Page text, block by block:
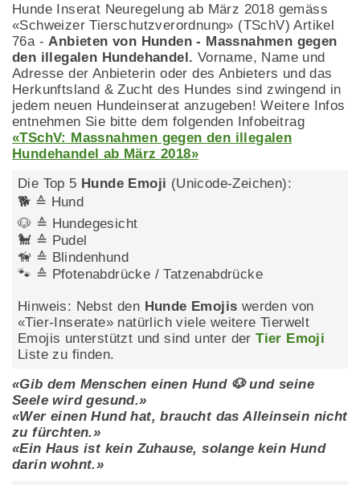
Hunde Inserat Neuregelung ab März 2018 gemäss
«Schweizer Tierschutzverordnung» (TSchV) Artikel
76a - Anbieten von Hunden - Massnahmen gegen
den illegalen Hundehandel. Vorname, Name und
Adresse der Anbieterin oder des Anbieters und das
Herkunftsland & Zucht des Hundes sind zwingend in
jedem neuen Hundeinserat anzugeben! Weitere Infos
entnehmen Sie bitte dem folgenden Infobeitrag
«TSchV: Massnahmen gegen den illegalen
Hundehandel ab März 2018»
Die Top 5 Hunde Emoji (Unicode-Zeichen):
🐕 ≙ Hund
🐶 ≙ Hundegesicht
🐩 ≙ Pudel
🦮 ≙ Blindenhund
🐾 ≙ Pfotenabdrücke / Tatzenabdrücke
Hinweis: Nebst den Hunde Emojis werden von
«Tier-Inserate» natürlich viele weitere Tierwelt
Emojis unterstützt und sind unter derTier Emoji
Liste zu finden.
«Gib dem Menschen einen Hund 🐶 und seine
Seele wird gesund.»
«Wer einen Hund hat, braucht das Alleinsein nicht
zu fürchten.»
«Ein Haus ist kein Zuhause, solange kein Hund
darin wohnt.»